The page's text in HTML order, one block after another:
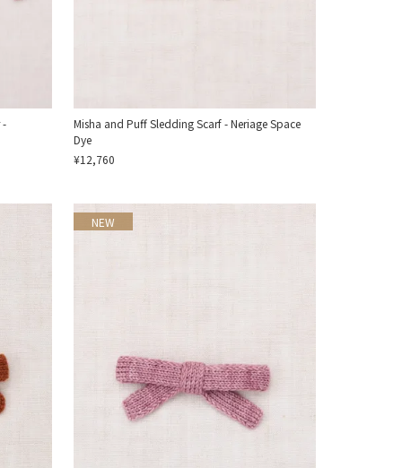
-
Misha and Puff Sledding Scarf - Neriage Space
Dye
¥12,760
NEW